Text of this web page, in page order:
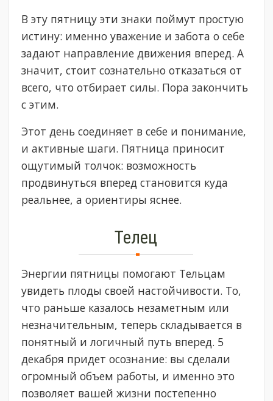
В эту пятницу эти знаки поймут простую
истину: именно уважение и забота о себе
задают направление движения вперед. А
значит, стоит сознательно отказаться от
всего, что отбирает силы. Пора закончить
с этим.
Этот день соединяет в себе и понимание,
и активные шаги. Пятница приносит
ощутимый толчок: возможность
продвинуться вперед становится куда
реальнее, а ориентиры яснее.
Телец
Энергии пятницы помогают Тельцам
увидеть плоды своей настойчивости. То,
что раньше казалось незаметным или
незначительным, теперь складывается в
понятный и логичный путь вперед. 5
декабря придет осознание: вы сделали
огромный объем работы, и именно это
позволяет вашей жизни постепенно